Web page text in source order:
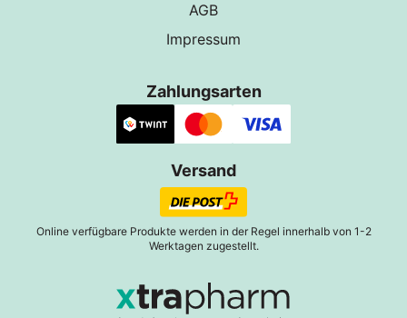
AGB
Impressum
Zahlungsarten
Versand
Online verfügbare Produkte werden in der Regel innerhalb von 1-2
Werktagen zugestellt.